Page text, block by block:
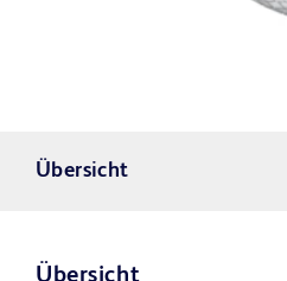
Übersicht